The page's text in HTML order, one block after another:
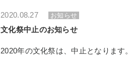
2020.08.27 お知らせ
文化祭中止のお知らせ
2020年の文化祭は、中止となります。